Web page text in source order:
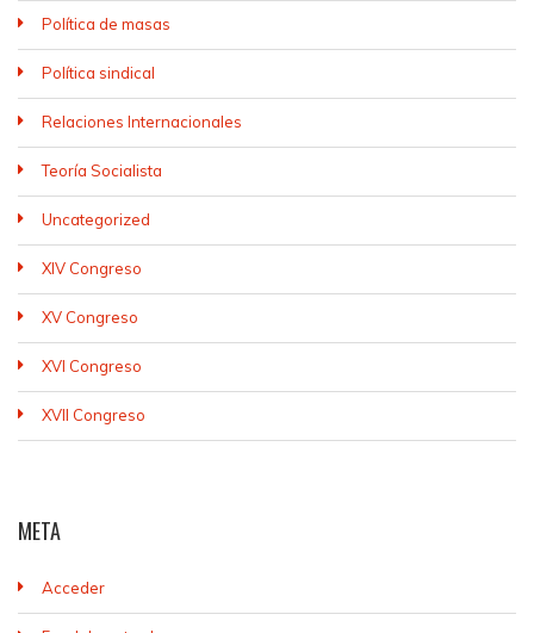
Política de masas
Política sindical
Relaciones Internacionales
Teoría Socialista
Uncategorized
XIV Congreso
XV Congreso
XVI Congreso
XVII Congreso
META
Acceder